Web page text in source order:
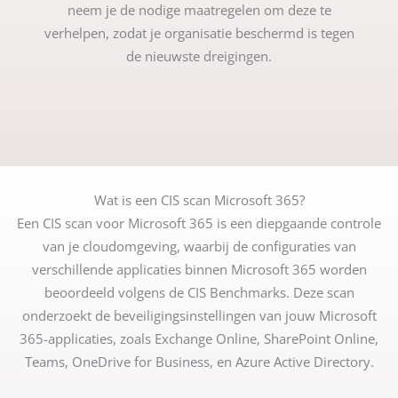
neem je de nodige maatregelen om deze te
verhelpen, zodat je organisatie beschermd is tegen
de nieuwste dreigingen.
Wat is een CIS scan Microsoft 365?
Een CIS scan voor Microsoft 365 is een diepgaande controle
van je cloudomgeving, waarbij de configuraties van
verschillende applicaties binnen Microsoft 365 worden
beoordeeld volgens de CIS Benchmarks. Deze scan
onderzoekt de beveiligingsinstellingen van jouw Microsoft
365-applicaties, zoals Exchange Online, SharePoint Online,
Teams, OneDrive for Business, en Azure Active Directory.